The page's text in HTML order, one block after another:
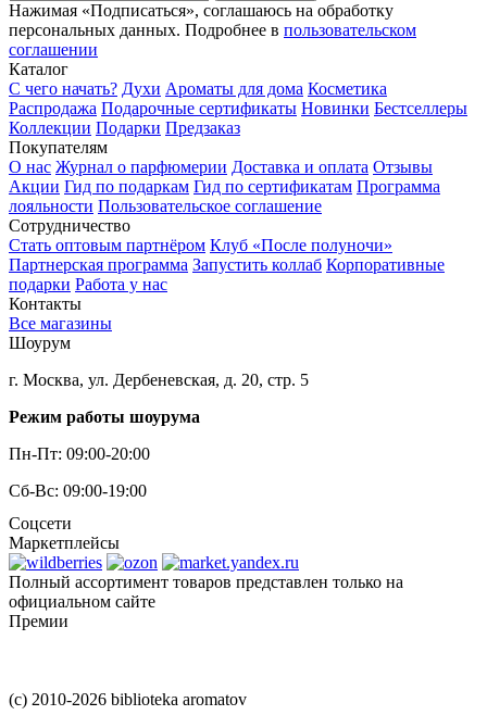
Нажимая «Подписаться», соглашаюсь на обработку
персональных данных. Подробнее в пользовательском
соглашении
Каталог
С чего начать? Духи Ароматы для дома Косметика
Распродажа Подарочные сертификаты Новинки Бестселлеры
Коллекции Подарки Предзаказ
Покупателям
О нас Журнал о парфюмерии Доставка и оплата Отзывы
Акции Гид по подаркам Гид по сертификатам Программа
лояльности Пользовательское соглашение
Сотрудничество
Стать оптовым партнёром Клуб «После полуночи»
Партнерская программа Запустить коллаб Корпоративные
подарки Работа у нас
Контакты
Все магазины
Шоурум
г. Москва, ул. Дербеневская, д. 20, стр. 5
Режим работы шоурума
Пн-Пт: 09:00-20:00
Сб-Вс: 09:00-19:00
Соцсети
Маркетплейсы
Полный ассортимент товаров представлен только на
официальном сайте
Премии
(c) 2010-2026 biblioteka aromatov